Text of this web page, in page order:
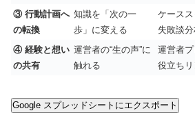
③ 行動計画へ
の転換
知識を「次の一
歩」に変える
ケース
失敗談
④ 経験と想い
の共有
運営者の“生の声”に
触れる
運営者
役立ち
Google スプレッドシートにエクスポート